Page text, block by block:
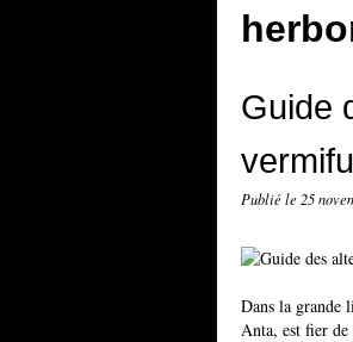
Guide
Publié le 25
Dans la grande
Anta, est fier